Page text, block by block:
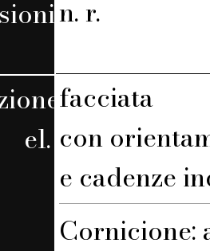
n. r.
el.
facciata
con
e cadenze
Cornicione: